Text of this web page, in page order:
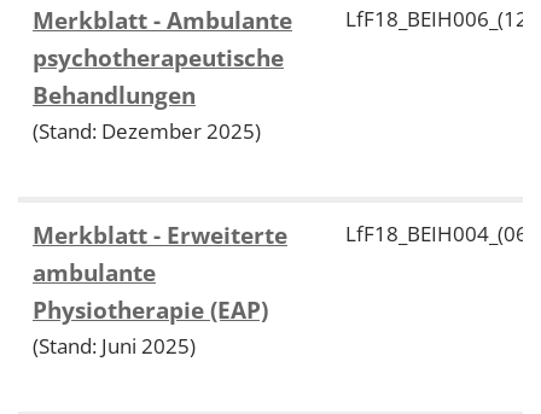
Merkblatt - Ambulante
psychotherapeutische
Behandlungen
(Stand: Dezember 2025)
Merkblatt - Erweiterte
ambulante
Physiotherapie (EAP)
(Stand: Juni 2025)